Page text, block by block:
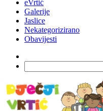
eVrtić
Galerije
Jaslice
Nekategorizirano
Obavijesti